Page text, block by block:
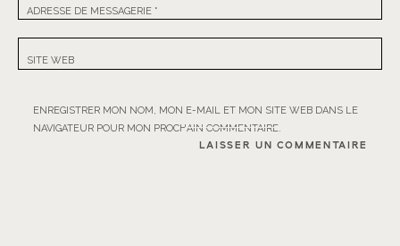
ADRESSE DE MESSAGERIE *
SITE WEB
ENREGISTRER MON NOM, MON E-MAIL ET MON SITE WEB DANS LE
NAVIGATEUR POUR MON PROCHAIN COMMENTAIRE.